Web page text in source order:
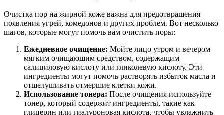
Очистка пор на жирной коже важна для предотвращения
появления угрей, комедонов и других проблем. Вот несколько
шагов, которые могут помочь вам очистить поры:
Ежедневное очищение: Мойте лицо утром и вечером
мягким очищающим средством, содержащим
салициловую кислоту или гликолевую кислоту. Эти
ингредиенты могут помочь растворять избыток масла и
отшелушивать отмершие клетки кожи.
Использование тонера: После очищения используйте
тонер, который содержит ингредиенты, такие как
глицерин или гиалуроновая кислота, чтобы увлажнить